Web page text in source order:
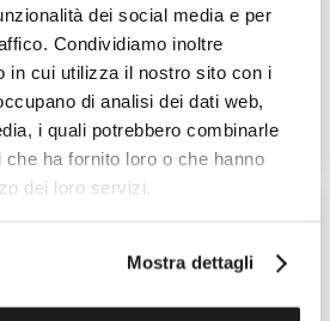
dei social media e per
Condividiamo inoltre
in cui utilizza il nostro sito con i
di analisi dei dati web,
i quali potrebbero combinarle
ha fornito loro o che hanno
dei loro servizi.
Mostra dettagli
SALVINI
Equilibrio
Ref. 20111757
AGGIUNGI AL CARRELLO